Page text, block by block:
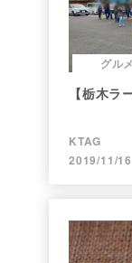
グルメ
【栃木ラ
KTAG
2019/11/16